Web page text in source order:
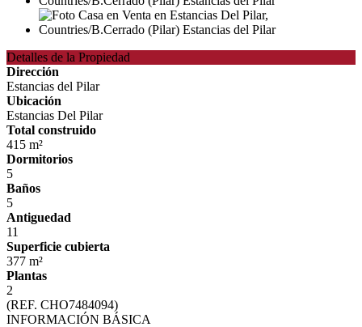
Detalles de la Propiedad
Dirección
Estancias del Pilar
Ubicación
Estancias Del Pilar
Total construido
415 m²
Dormitorios
5
Baños
5
Antiguedad
11
Superficie cubierta
377 m²
Plantas
2
(REF. CHO7484094)
INFORMACIÓN BÁSICA